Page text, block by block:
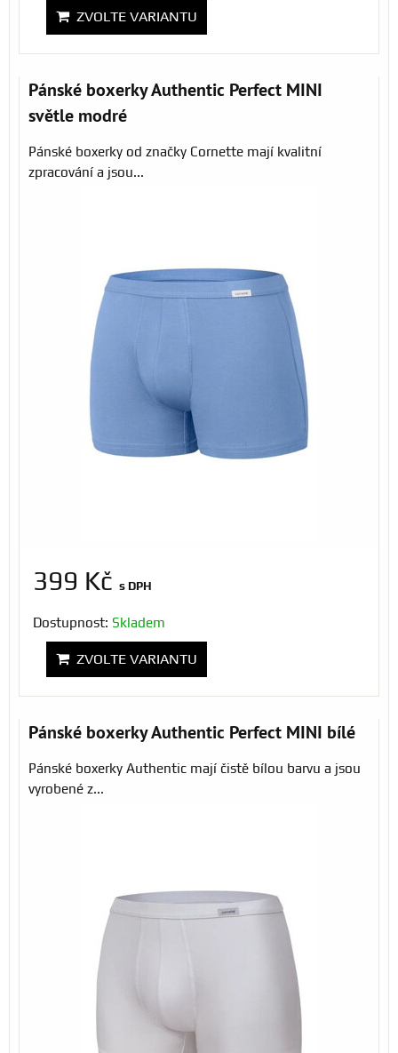
ZVOLTE VARIANTU
Pánské boxerky Authentic Perfect MINI
světle modré
Pánské boxerky od značky Cornette mají kvalitní
zpracování a jsou...
399 Kč s DPH
Dostupnost: Skladem
ZVOLTE VARIANTU
Pánské boxerky Authentic Perfect MINI bílé
Pánské boxerky Authentic mají čistě bílou barvu a jsou
vyrobené z...